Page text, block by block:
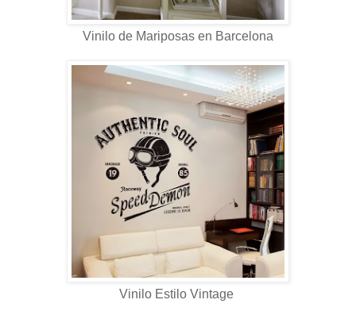
Vinilo de Mariposas en Barcelona
Vinilo Estilo Vintage